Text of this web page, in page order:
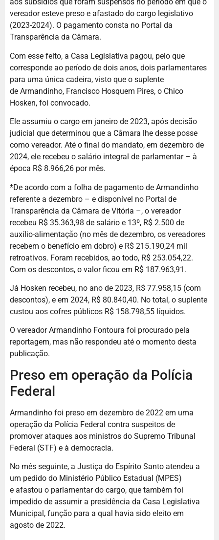
aos subsídios que foram suspensos no período em que o
vereador esteve preso e afastado do cargo legislativo
(2023-2024). O pagamento consta no Portal da
Transparência da Câmara.
Com esse feito, a Casa Legislativa pagou, pelo que
corresponde ao período de dois anos, dois parlamentares
para uma única cadeira, visto que o suplente
de Armandinho, Francisco Hosquem Pires, o Chico
Hosken, foi convocado.
Ele assumiu o cargo em janeiro de 2023, após decisão
judicial que determinou que a Câmara lhe desse posse
como vereador. Até o final do mandato, em dezembro de
2024, ele recebeu o salário integral de parlamentar – à
época R$ 8.966,26 por mês.
*De acordo com a folha de pagamento de Armandinho
referente a dezembro – e disponível no Portal de
Transparência da Câmara de Vitória –, o vereador
recebeu R$ 35.363,98 de salário e 13º, R$ 2.500 de
auxílio-alimentação (no mês de dezembro, os vereadores
recebem o benefício em dobro) e R$ 215.190,24 mil
retroativos. Foram recebidos, ao todo, R$ 253.054,22.
Com os descontos, o valor ficou em R$ 187.963,91.
Já Hosken recebeu, no ano de 2023, R$ 77.958,15 (com
descontos), e em 2024, R$ 80.840,40. No total, o suplente
custou aos cofres públicos R$ 158.798,55 líquidos.
O vereador Armandinho Fontoura foi procurado pela
reportagem, mas não respondeu até o momento desta
publicação.
Preso em operação da Polícia
Federal
Armandinho foi preso em dezembro de 2022 em uma
operação da Polícia Federal contra suspeitos de
promover ataques aos ministros do Supremo Tribunal
Federal (STF) e à democracia.
No mês seguinte, a Justiça do Espírito Santo atendeu a
um pedido do Ministério Público Estadual (MPES)
e afastou o parlamentar do cargo, que também foi
impedido de assumir a presidência da Casa Legislativa
Municipal, função para a qual havia sido eleito em
agosto de 2022.